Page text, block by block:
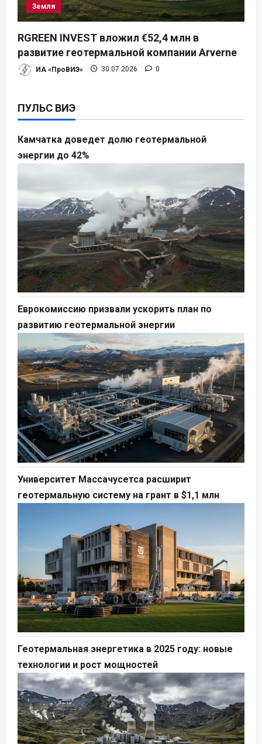
Земля
RGREEN INVEST вложил €52,4 млн в
развитие геотермальной компании Arverne
ИА «ПроВИЭ» 30.07.2026 0
ПУЛЬС ВИЭ
Камчатка доведет долю геотермальной
энергии до 42%
Еврокомиссию призвали ускорить план по
развитию геотермальной энергии
Университет Массачусетса расширит
геотермальную систему на грант в $1,1 млн
Геотермальная энергетика в 2025 году: новые
технологии и рост мощностей